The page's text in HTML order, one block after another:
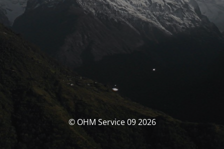
© OHM Service 09 2026